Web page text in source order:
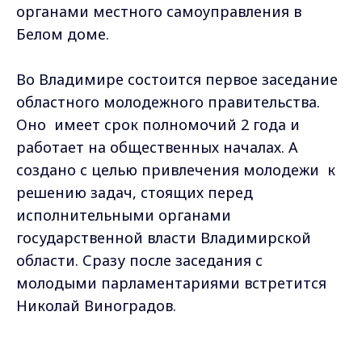
органами местного самоуправления в
Белом доме.
Во Владимире состоится первое заседание
областного молодежного правительства.
Оно имеет срок полномочий 2 года и
работает на общественных началах. А
создано с целью привлечения молодежи к
решению задач, стоящих перед
исполнительными органами
государственной власти Владимирской
области. Сразу после заседания с
молодыми парламентариями встретится
Николай Виноградов.